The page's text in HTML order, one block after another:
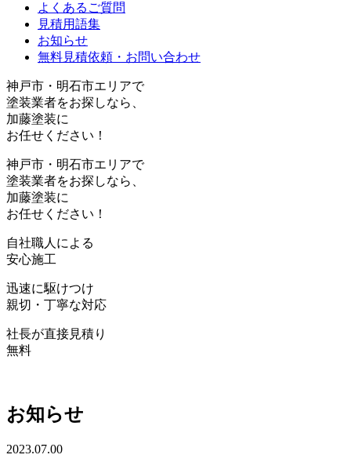
よくあるご質問
見積用語集
お知らせ
無料見積依頼・お問い合わせ
神戸市・ 明石市エリアで
塗装業者をお探しなら、
加藤塗装に
お任せください！
神戸市・ 明石市エリアで
塗装業者をお探しなら、
加藤塗装に
お任せください！
自社職人 による
安心施工
迅速に駆けつけ
親切・丁寧な対応
社長が直接見積り
無料
お知らせ
2023.07.00